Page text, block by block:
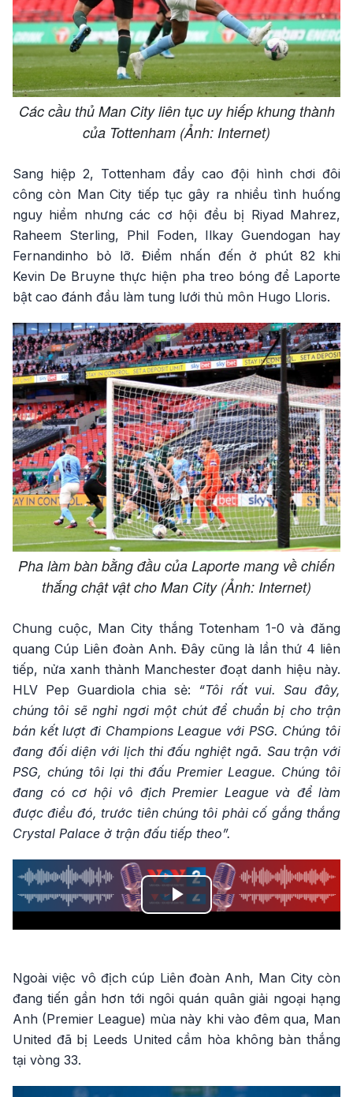
Các cầu thủ Man City liên tục uy hiếp khung thành
của Tottenham (Ảnh: Internet)
Sang hiệp 2, Tottenham đẩy cao đội hình chơi đôi
công còn Man City tiếp tục gây ra nhiều tình huống
nguy hiểm nhưng các cơ hội đều bị Riyad Mahrez,
Raheem Sterling, Phil Foden, Ilkay Guendogan hay
Fernandinho bỏ lỡ. Điểm nhấn đến ở phút 82 khi
Kevin De Bruyne thực hiện pha treo bóng để Laporte
bật cao đánh đầu làm tung lưới thủ môn Hugo Lloris.
Pha làm bàn bằng đầu của Laporte mang về chiến
thắng chật vật cho Man City (Ảnh: Internet)
Chung cuộc, Man City thắng Totenham 1-0 và đăng
quang Cúp Liên đoàn Anh. Đây cũng là lần thứ 4 liên
tiếp, nửa xanh thành Manchester đoạt danh hiệu này.
HLV Pep Guardiola chia sẻ:
“Tôi rất vui. Sau đây,
chúng tôi sẽ nghỉ ngơi một chút để chuẩn bị cho trận
bán kết lượt đi Champions League với PSG. Chúng tôi
đang đối diện với lịch thi đấu nghiệt ngã. Sau trận với
PSG, chúng tôi lại thi đấu Premier League. Chúng tôi
đang có cơ hội vô địch Premier League và để làm
được điều đó, trước tiên chúng tôi phải cố gắng thắng
Crystal Palace ở trận đấu tiếp theo”.
Play
Ngoài việc vô địch cúp Liên đoàn Anh, Man City còn
đang tiến gần hơn tới ngôi quán quân giải ngoại hạng
Anh (Premier League) mùa này khi vào đêm qua, Man
United đã bị Leeds United cầm hòa không bàn thắng
tại vòng 33.